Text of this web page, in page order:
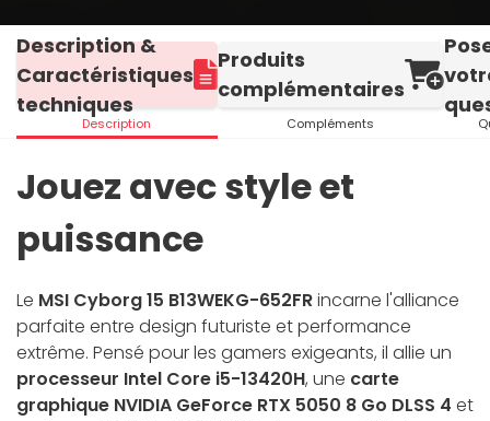
Description &
Caractéristiques
techniques
Description
Produits
complémentaires
Compléments
Jouez avec style et
puissance
Le MSI Cyborg 15 B13WEKG-652FRincarne l'alliance
parfaite entre design futuriste et performance
extrême. Pensé pour les gamers exigeants, il allie un
processeur Intel Core i5-13420H, une carte
graphique NVIDIA GeForce RTX 5050 8 Go DLSS 4 et